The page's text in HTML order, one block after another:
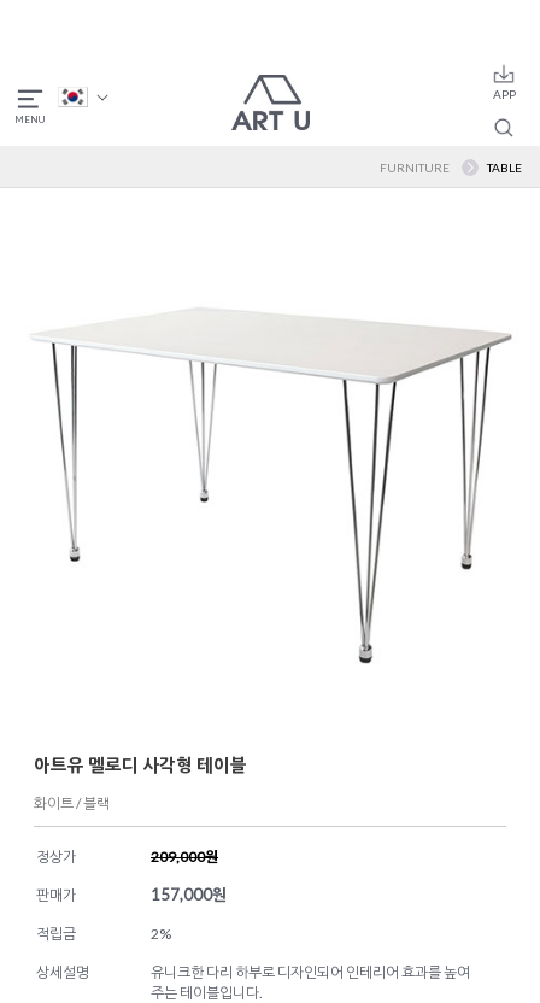
FURNITURE TABLE
아트유 멜로디 사각형 테이블
화이트 / 블랙
정상가 209,000원
판매가 157,000원
적립금 2%
상세설명
유니크한 다리 하부로 디자인되어 인테리어 효과를 높여
주는 테이블입니다.